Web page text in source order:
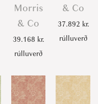
Morris
& Co
39.168 kr.
rúlluverð
& Co
37.892 kr.
rúlluverð